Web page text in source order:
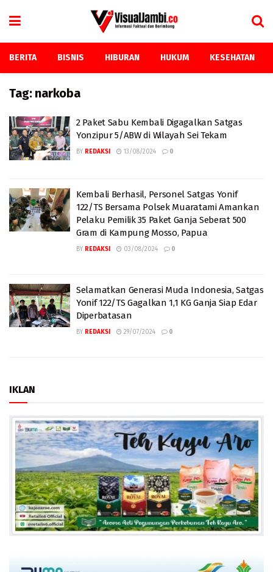
BERITA BISNIS HIBURAN HUKUM KESEHATAN
Tag: narkoba
2 Paket Sabu Kembali Digagalkan Satgas
Yonzipur 5/ABW di Wilayah Sei Tekam
BY REDAKSI 13/08/2024 0
Kembali Berhasil, Personel Satgas Yonif
122/TS Bersama Polsek Muaratami Amankan
Pelaku Pemilik 35 Paket Ganja Seberat 500
Gram di Kampung Mosso, Papua
BY REDAKSI 03/08/2024 0
Selamatkan Generasi Muda Indonesia, Satgas
Yonif 122/TS Gagalkan 1,1 KG Ganja Siap Edar
Diperbatasan
BY REDAKSI 29/07/2024 0
IKLAN